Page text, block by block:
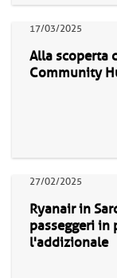
17/03/2025
Alla scoperta
Community
27/02/2025
Ryanair in
passeggeri in
l'addizionale